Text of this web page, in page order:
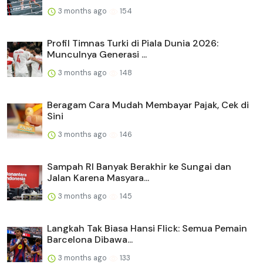
3 months ago 154
Profil Timnas Turki di Piala Dunia 2026:
Munculnya Generasi ...
3 months ago 148
Beragam Cara Mudah Membayar Pajak, Cek di
Sini
3 months ago 146
Sampah RI Banyak Berakhir ke Sungai dan
Jalan Karena Masyara...
3 months ago 145
Langkah Tak Biasa Hansi Flick: Semua Pemain
Barcelona Dibawa...
3 months ago 133